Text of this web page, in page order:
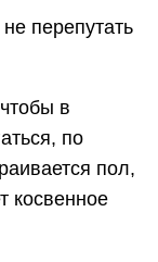
перепутать
в
по
пол,
косвенное